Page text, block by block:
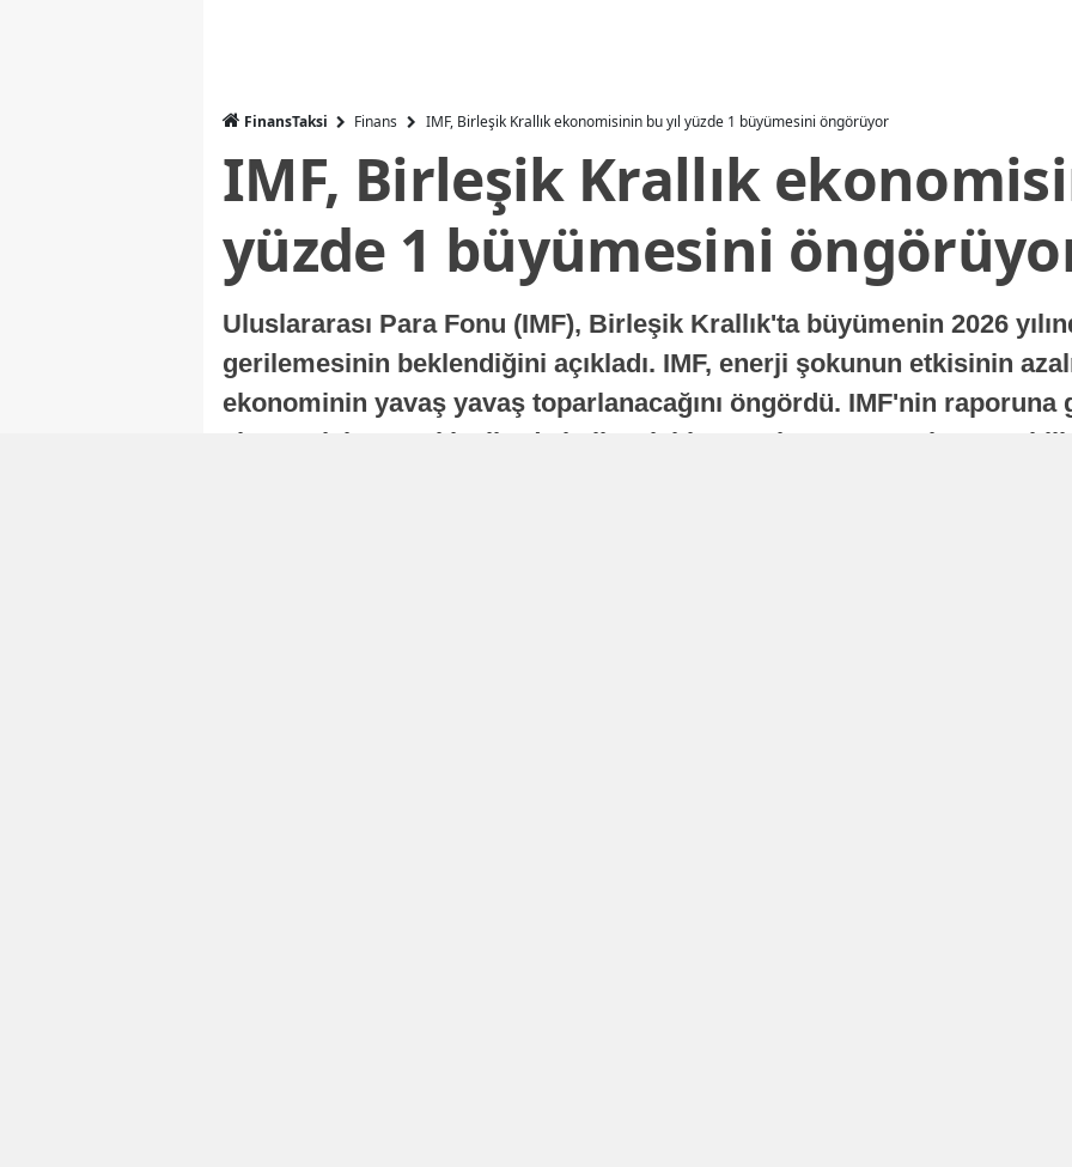
FinansTaksi Finans IMF, Birleşik Krallık ekonomisinin bu yıl yüzde 1 büyümesini öngörüyor
IMF, Birleşik Krallık
yüzde 1 büyümesini
Uluslararası Para Fonu (IMF), Birleşik Krallık'ta büyümenin 2026
gerilemesinin beklendiğini açıkladı. IMF, enerji şokunun etkisinin
ekonominin yavaş yavaş toparlanacağını öngördü. IMF'nin raporuna
ekonomisi, sonraki yıllarda istikrarlı bir toparlanma süreci